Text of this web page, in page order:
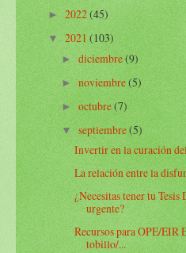
►2022(45)
▼2021(103)
►diciembre(9)
►noviembre(5)
► octubre(7)
▼septiembre(5)
Invertir en la curación
La relación entre la
¿Necesitas tener tu
urgente?
Recursos para OPE/
tobillo/...